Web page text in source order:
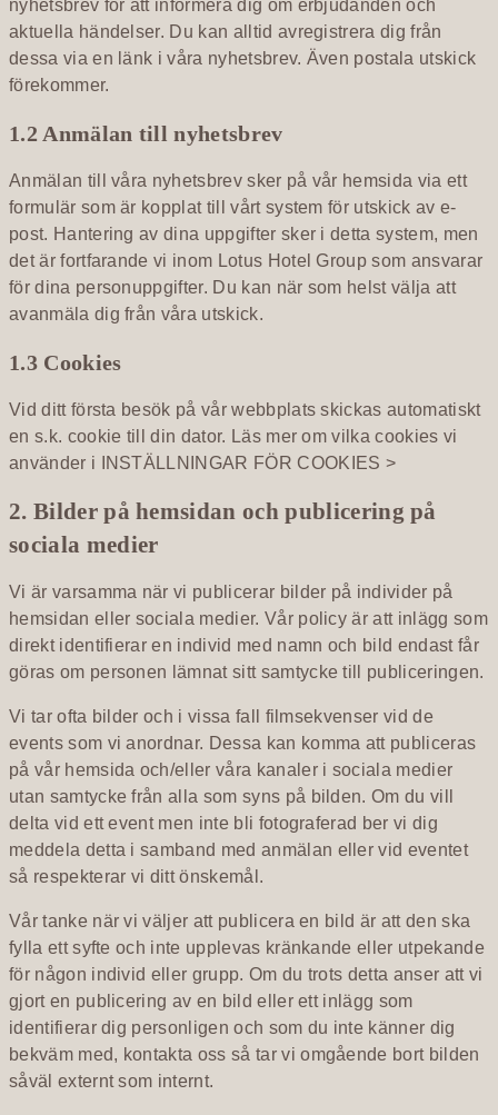
nyhetsbrev för att informera dig om erbjudanden och
aktuella händelser. Du kan alltid avregistrera dig från
dessa via en länk i våra nyhetsbrev. Även postala utskick
förekommer.
1.2 Anmälan till nyhetsbrev
Anmälan till våra nyhetsbrev sker på vår hemsida via ett
formulär som är kopplat till vårt system för utskick av e-
post. Hantering av dina uppgifter sker i detta system, men
det är fortfarande vi inom Lotus Hotel Group som ansvarar
för dina personuppgifter. Du kan när som helst välja att
avanmäla dig från våra utskick.
1.3 Cookies
Vid ditt första besök på vår webbplats skickas automatiskt
en s.k. cookie till din dator. Läs mer om vilka cookies vi
använder i
INSTÄLLNINGAR FÖR COOKIES >
2. Bilder på hemsidan och publicering på
sociala medier
Vi är varsamma när vi publicerar bilder på individer på
hemsidan eller sociala medier. Vår policy är att inlägg som
direkt identifierar en individ med namn och bild endast får
göras om personen lämnat sitt samtycke till publiceringen.
Vi tar ofta bilder och i vissa fall filmsekvenser vid de
events som vi anordnar. Dessa kan komma att publiceras
på vår hemsida och/eller våra kanaler i sociala medier
utan samtycke från alla som syns på bilden. Om du vill
delta vid ett event men inte bli fotograferad ber vi dig
meddela detta i samband med anmälan eller vid eventet
så respekterar vi ditt önskemål.
Vår tanke när vi väljer att publicera en bild är att den ska
fylla ett syfte och inte upplevas kränkande eller utpekande
för någon individ eller grupp. Om du trots detta anser att vi
gjort en publicering av en bild eller ett inlägg som
identifierar dig personligen och som du inte känner dig
bekväm med, kontakta oss så tar vi omgående bort bilden
såväl externt som internt.